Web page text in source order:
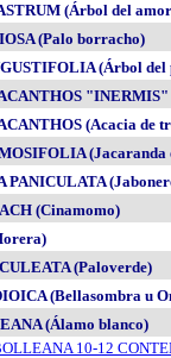
(Árbol del
(Palo borracho)
(Árbol del
"INERMIS"
(Acacia de
(Jacaranda
(Cinamomo)
(Paloverde)
(Bellasombra u
(Álamo blanco)
10-12